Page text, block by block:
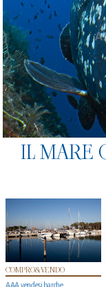
IL MARE
COMPRO&VENDO
AAA vendesi barche,